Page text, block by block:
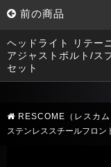
前の商品
ヘッドライト リテー
アジャストボルト/ス
セット
RESCOME（レスカム
ステンレススチールフロン